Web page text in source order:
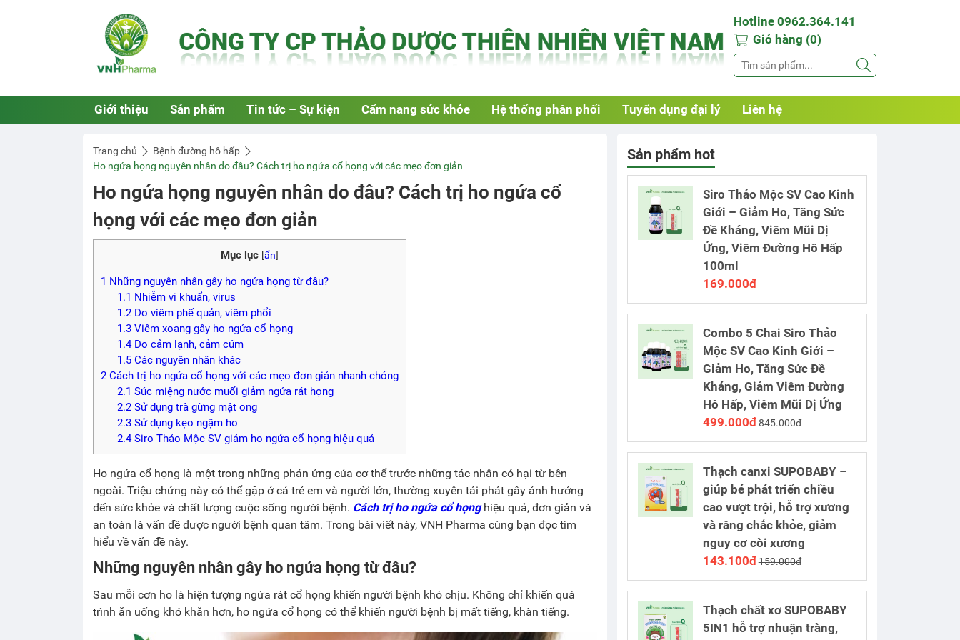
Hotline 0962.364.141
Giỏ hàng (0)
Giới thiệu Sản phẩm Tin tức – Sự kiện Cẩm nang sức khỏe Hệ thống phân phối Tuyển dụng đại lý Liên hệ
Trang chủ
Bệnh đường hô hấp
Ho ngứa họng nguyên nhân do đâu? Cách trị ho ngứa cổ họng với các mẹo đơn giản
Ho ngứa họng nguyên nhân do đâu? Cách trị ho ngứa cổ
họng với các mẹo đơn giản
Mục lục [ẩn]
1 Những nguyên nhân gây ho ngứa họng từ đâu?
1.1 Nhiễm vi khuẩn, virus
1.2Do viêm phế quản, viêm phổi
1.3Viêm xoang gây ho ngứa cổ họng
1.4Do cảm lạnh, cảm cúm
1.5Các nguyên nhân khác
2 Cách trị ho ngứa cổ họng với các mẹo đơn giản nhanh chóng
2.1 Súc miệng nước muối giảm ngứa rát họng
2.2Sử dụng trà gừng mật ong
2.3Sử dụng kẹo ngậm ho
2.4Siro Thảo Mộc SV giảm ho ngứa cổ họng hiệu quả
Ho ngứa cổ họng là một trong những phản ứng của cơ thể trước những tác nhân có hại từ bên
ngoài. Triệu chứng này có thể gặp ở cả trẻ em và người lớn, thường xuyên tái phát gây ảnh hưởng
đến sức khỏe và chất lượng cuộc sống người bệnh. Cách trị ho ngứa cổ họnghiệu quả, đơn giản và
an toàn là vấn đề được người bệnh quan tâm. Trong bài viết này, VNH Pharma cùng bạn đọc tìm
hiểu về vấn đề này.
Những nguyên nhân gây ho ngứa họng từ đâu?
Sau mỗi cơn ho là hiện tượng ngứa rát cổ họng khiến người bệnh khó chịu. Không chỉ khiến quá
trình ăn uống khó khăn hơn, ho ngứa cổ họng có thể khiến người bệnh bị mất tiếng, khàn tiếng.
Sản phẩm hot
Siro Thảo Mộc SV Cao Kinh
Giới – Giảm Ho, Tăng Sức
Đề Kháng, Viêm Mũi Dị
Ứng, Viêm Đường Hô Hấp
100ml
169.000đ
Combo 5 Chai Siro Thảo
Mộc SV Cao Kinh Giới –
Giảm Ho, Tăng Sức Đề
Kháng, Giảm Viêm Đường
Hô Hấp, Viêm Mũi Dị Ứng
499.000đ845.000đ
Thạch canxi SUPOBABY –
giúp bé phát triển chiều
cao vượt trội, hỗ trợ xương
và răng chắc khỏe, giảm
nguy cơ còi xương
143.100đ159.000đ
Thạch chất xơ SUPOBABY
5IN1 hỗ trợ nhuận tràng,